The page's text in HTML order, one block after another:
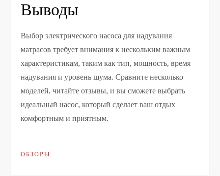
Выводы
Выбор электрического насоса для надувания
матрасов требует внимания к нескольким важным
характеристикам, таким как тип, мощность, время
надувания и уровень шума. Сравните несколько
моделей, читайте отзывы, и вы сможете выбрать
идеальный насос, который сделает ваш отдых
комфортным и приятным.
ОБЗОРЫ